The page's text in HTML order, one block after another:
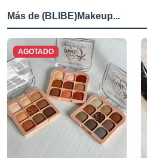
Más de (BLIBE)Makeup...
AGOTADO